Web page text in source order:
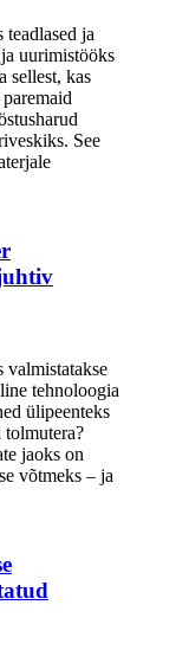
ja
uurimistööks
sellest, kas
See
valmistatakse
tehnoloogia
ülipeenteks
tolmutera?
jaoks on
võtmeks – ja